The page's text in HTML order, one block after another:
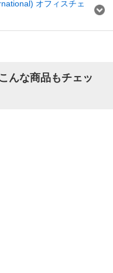
オフィスチェ
んな商品もチェッ